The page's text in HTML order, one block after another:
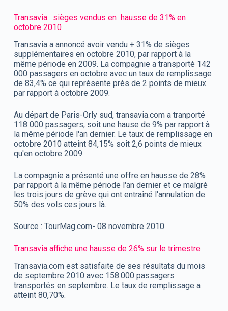
Transavia : sièges vendus en hausse de 31% en
octobre 2010
Transavia a annoncé avoir vendu + 31% de sièges
supplémentaires en octobre 2010, par rapport à la
même période en 2009. La compagnie a transporté 142
000 passagers en octobre avec un taux de remplissage
de 83,4% ce qui représente près de 2 points de mieux
par rapport à octobre 2009.
Au départ de Paris-Orly sud, transavia.com a tranporté
118 000 passagers, soit une hause de 9% par rapport à
la même période l'an dernier. Le taux de remplissage en
octobre 2010 atteint 84,15% soit 2,6 points de mieux
qu'en octobre 2009.
La compagnie a présenté une offre en hausse de 28%
par rapport à la même période l'an dernier et ce malgré
les trois jours de grève qui ont entraîné l'annulation de
50% des vols ces jours là.
Source : TourMag.com- 08 novembre 2010
Transavia affiche une hausse de 26% sur le trimestre
Transavia.com est satisfaite de ses résultats du mois
de septembre 2010 avec 158.000 passagers
transportés en septembre. Le taux de remplissage a
atteint 80,70%.